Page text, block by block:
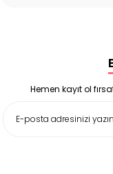
Enterogermina
Deep Flex
Matı Set 40x60
Deep Flex
Hemen kayıt ol